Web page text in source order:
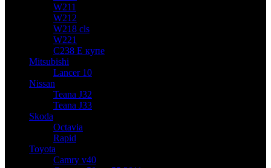
W211
W212
W218 cls
W221
C238 E купе
Mitsubishi
Lancer 10
Nissan
Teana J32
Teana J33
Skoda
Octavia
Rapid
Toyota
Camry v40